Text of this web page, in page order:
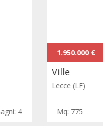
Camere: 6